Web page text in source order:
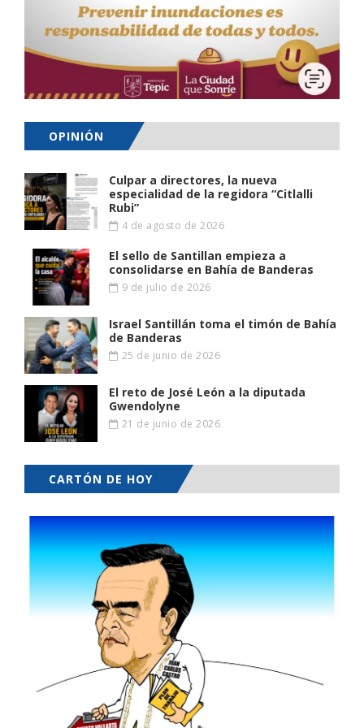
OPINIÓN
Culpar a directores, la nueva
especialidad de la regidora “Citlalli
Rubi”
4 de agosto de 2026
El sello de Santillan empieza a
consolidarse en Bahía de Banderas
9 de julio de 2026
Israel Santillán toma el timón de Bahía
de Banderas
25 de junio de 2026
El reto de José León a la diputada
Gwendolyne
21 de junio de 2026
CARTÓN DE HOY